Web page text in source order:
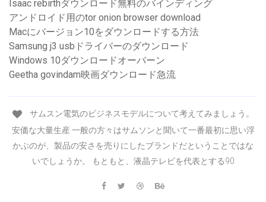
Isaac rebirthダウンロード無料のバインディング
アンドロイド用のtor onion browser download
Macにバージョン10をダウンロードする方法
Samsung j3 usbドライバーのダウンロード
Windows 10ダウンロードオーバーン
Geetha govindam映画ダウンロード急流
サムスン電気のビジネスモデルについて考えてみましょう。
安価な大量生産 一般の方々はサムソンと聞いて一番最初に思い浮
かぶのが、製品の安さを売りにしたブランドだということではな
いでしょうか。 もともと、液晶テレビを代表とする90